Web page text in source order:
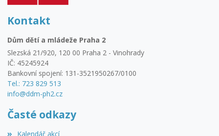
Kontakt
Dům dětí a mládeže Praha 2
Slezská 21/920, 120 00 Praha 2 - Vinohrady
IČ: 45245924
Bankovní spojení: 131-3521950267/0100
Tel.: 723 829 513
info@ddm-ph2.cz
Časté odkazy
Kalendář akcí